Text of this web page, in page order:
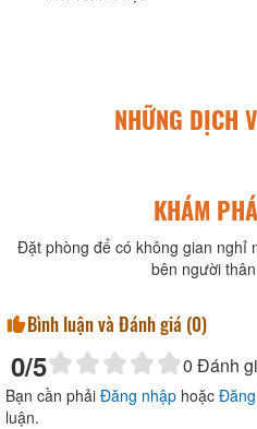
NHỮNG DỊCH
KHÁM
Đặt phòng để có không gian nghỉ
bên người
Bình luận và Đánh giá (0)
0/5 0 Đánh
Bạn cần phải Đăng nhập hoặc
luận.